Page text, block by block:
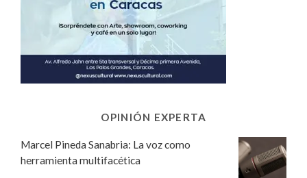
OPINIÓN EXPERTA
Marcel Pineda Sanabria: La voz como
herramienta multifacética